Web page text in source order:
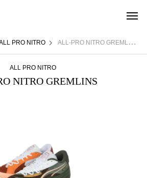
PRO NITRO ALL-PRO NITRO GREMLINS
ALL PRO NITRO
NITRO GREMLINS